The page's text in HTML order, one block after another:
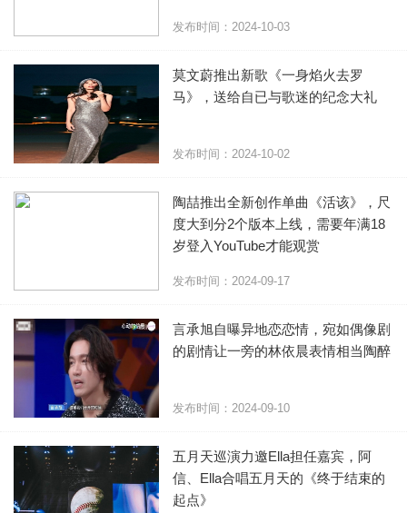
发布时间：2024-10-03
莫文蔚推出新歌《一身焰火去罗
马》，送给自已与歌迷的纪念大礼
发布时间：2024-10-02
陶喆推出全新创作单曲《活该》，尺
度大到分2个版本上线，需要年满18
岁登入YouTube才能观赏
发布时间：2024-09-17
言承旭自曝异地恋恋情，宛如偶像剧
的剧情让一旁的林依晨表情相当陶醉
发布时间：2024-09-10
五月天巡演力邀Ella担任嘉宾，阿
信、Ella合唱五月天的《终于结束的
起点》